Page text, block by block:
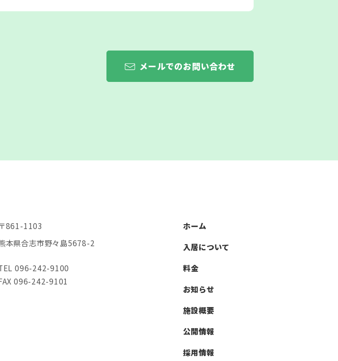
メールでのお問い合わせ
861-1103
本県合志市野々島5678-2
096-242-9100
096-242-9101
ホーム
入居について
料金
お知らせ
施設概要
公開情報
採用情報